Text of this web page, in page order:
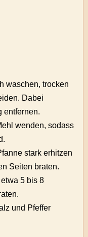
waschen, trocken
Dabei
entfernen.
wenden, sodass
stark erhitzen
Seiten braten.
5 bis 8
und Pfeffer